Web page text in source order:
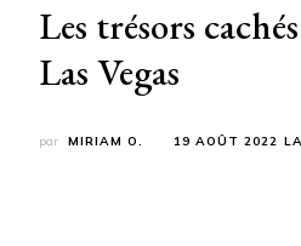
Les trésors
Las Vegas
par MIRIAM O. 19 AOÛT 2022